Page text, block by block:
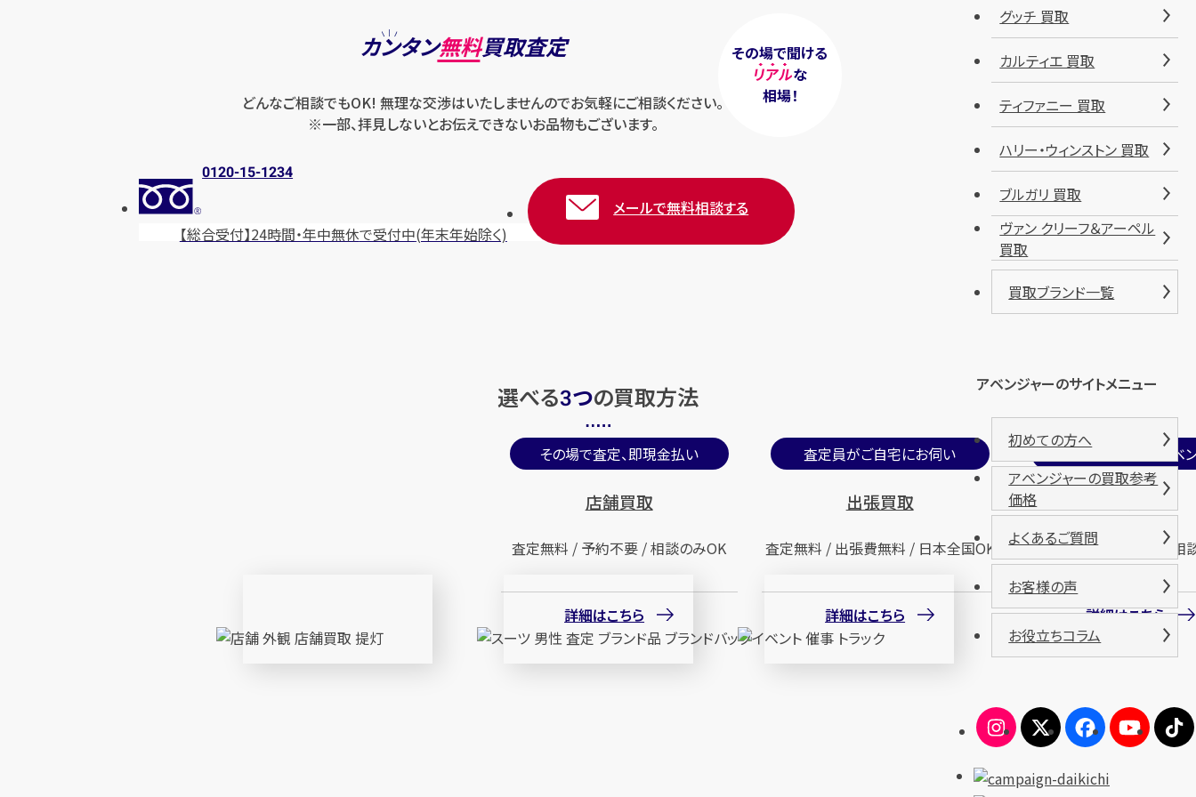
その場で聞ける
リアルな
相場！
カンタン無料買取査定
どんなご相談でもOK! 無理な交渉はいたしませんのでお気軽にご相談ください。
※一部、拝見しないとお伝えできないお品物もございます。
0120-15-1234
【総合受付】24時間・年中無休で受付中(年末年始除く)
メールで無料相談する
選べる3つの買取方法
その場で査定、即現金払い
店舗買取
査定無料 / 予約不要 / 相談のみOK
詳細はこちら
査定員がご自宅にお伺い
出張買取
査定無料 / 出張費無料 / 日本全国OK
詳細はこちら
期間限定買取イベ
催事買取
査定無料 / 来場無料 / 相
詳細はこちら
グッチ 買取
カルティエ 買取
ティファニー 買取
ハリー・ウィンストン 買取
ブルガリ 買取
ヴァン クリーフ＆アーペル
買取
買取ブランド一覧
アベンジャーのサイトメニュー
初めての方へ
アベンジャーの買取参考
価格
よくあるご質問
お客様の声
お役立ちコラム